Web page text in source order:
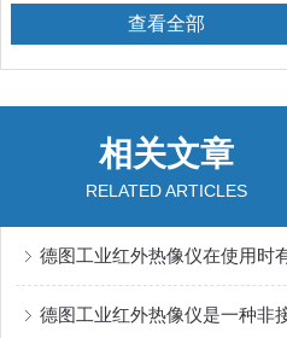
查看全部
相关文章
RELATED ARTICLES